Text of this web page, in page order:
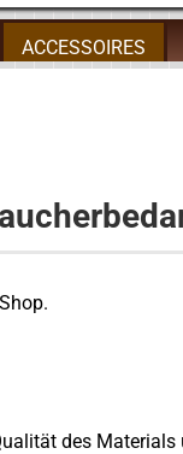
ACCESSOIRES
des Materials